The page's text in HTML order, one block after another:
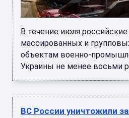
В течение июля
массированных и
объектам военно-
Украины не менее восьми
ВС России уничтожили